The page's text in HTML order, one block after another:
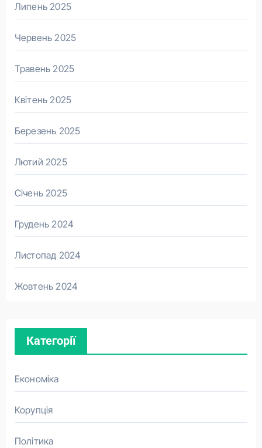
Липень 2025
Червень 2025
Травень 2025
Квітень 2025
Березень 2025
Лютий 2025
Січень 2025
Грудень 2024
Листопад 2024
Жовтень 2024
Категорії
Економіка
Корупція
Політика